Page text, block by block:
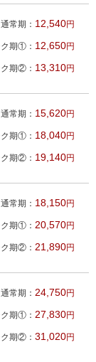
通常期： 12,540円
ク期①： 12,650円
ク期②： 13,310円
通常期： 15,620円
ク期①： 18,040円
ク期②： 19,140円
通常期： 18,150円
ク期①： 20,570円
ク期②： 21,890円
通常期： 24,750円
ク期①： 27,830円
ク期②： 31,020円